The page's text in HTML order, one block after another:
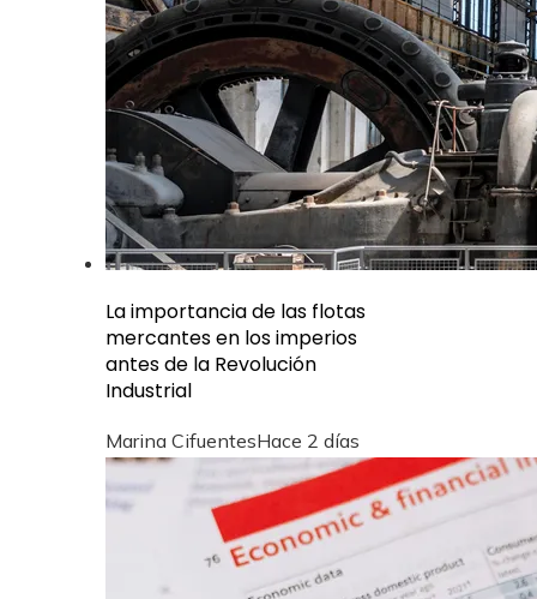
La importancia de las flotas
mercantes en los imperios
antes de la Revolución
Industrial
Marina CifuentesHace 2 días